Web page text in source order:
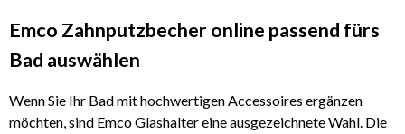
Emco Zahnputzbecher online passend fürs
Bad auswählen
Wenn Sie Ihr Bad mit hochwertigen Accessoires ergänzen
möchten, sind Emco Glashalter eine ausgezeichnete Wahl. Die